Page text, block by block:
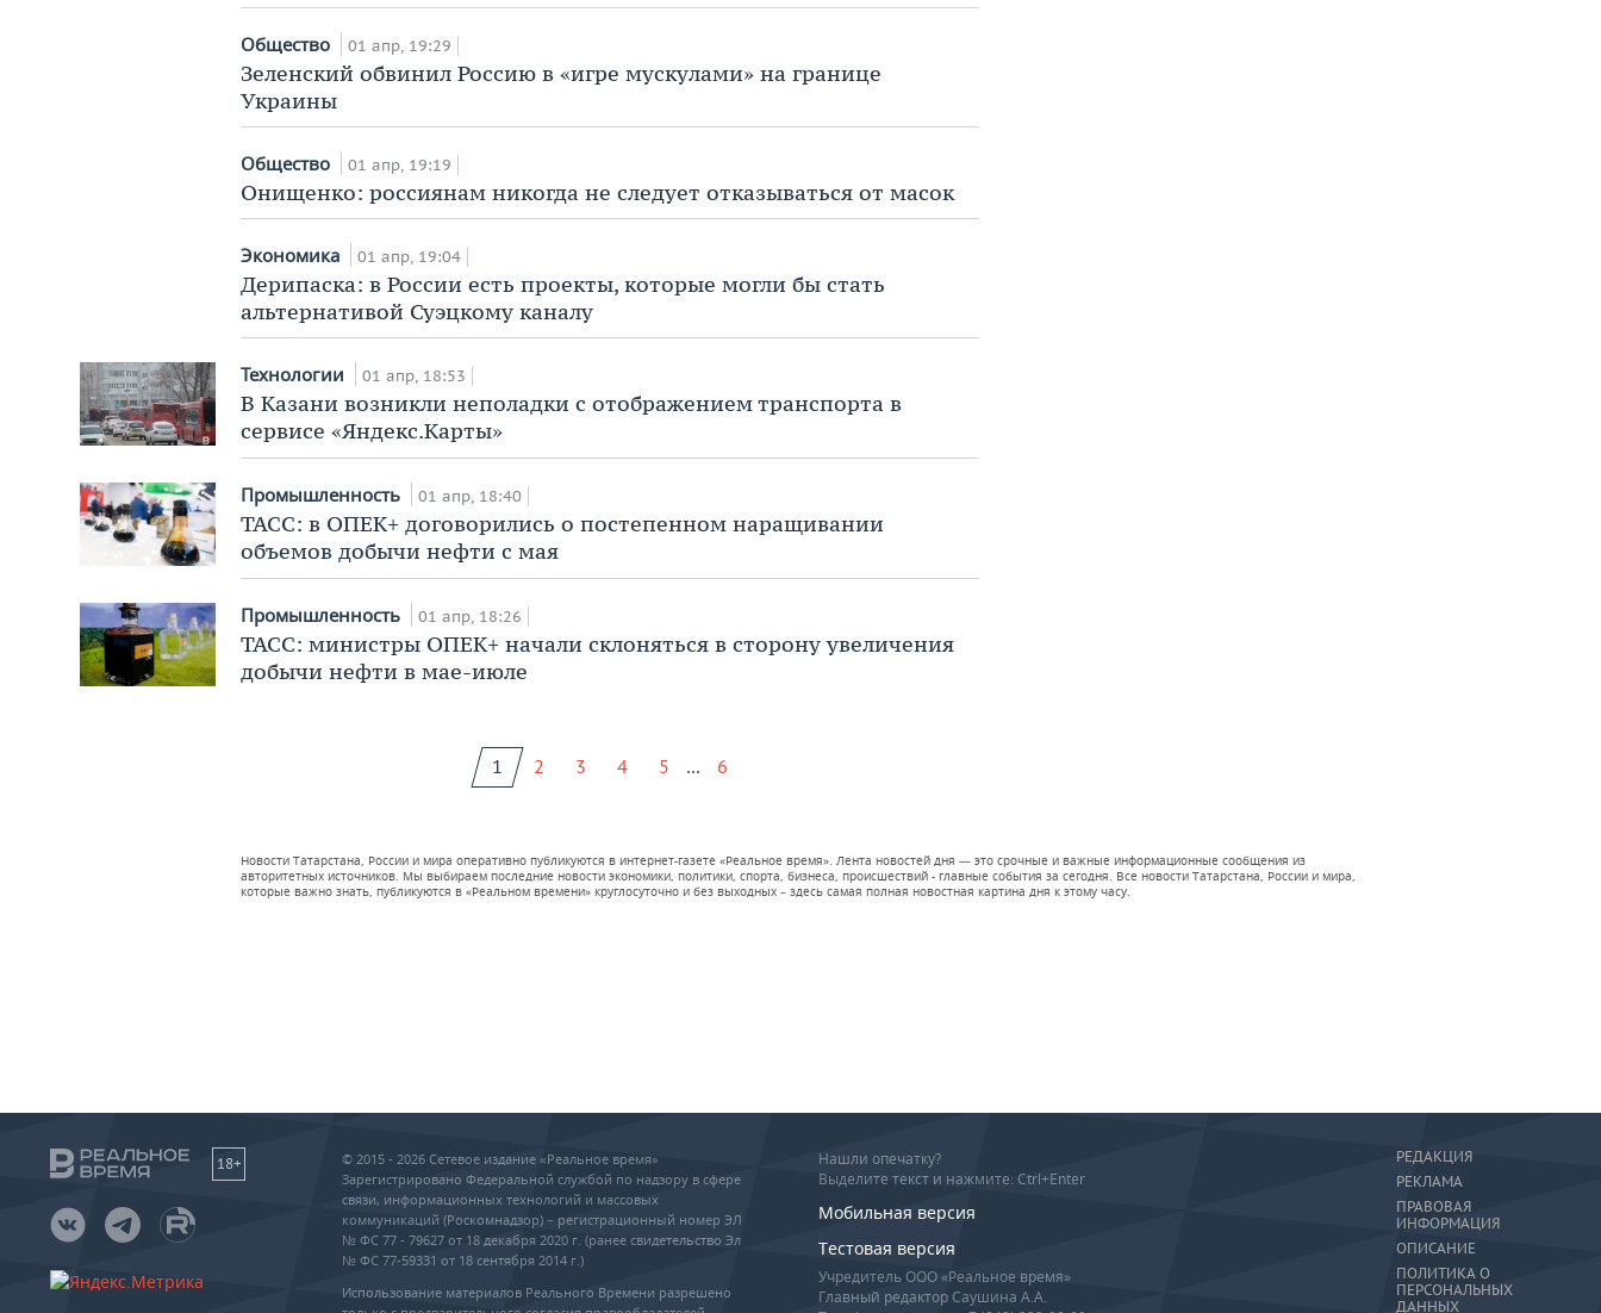
Общество 01 апр, 19:29
Зеленский обвинил Россию в «игре мускулами» на границе
Украины
Общество 01 апр, 19:19
Онищенко: россиянам никогда не следует отказываться от масок
Экономика 01 апр, 19:04
Дерипаска: в России есть проекты, которые могли бы стать
альтернативой Суэцкому каналу
Технологии 01 апр, 18:53
В Казани возникли неполадки с отображением транспорта в
сервисе «Яндекс.Карты»
Промышленность 01 апр, 18:40
ТАСС: в ОПЕК+ договорились о постепенном наращивании
объемов добычи нефти с мая
Промышленность 01 апр, 18:26
ТАСС: министры ОПЕК+ начали склоняться в сторону увеличения
добычи нефти в мае-июле
1 2 3 4 5 ... 6
Новости Татарстана, России и мира оперативно публикуются в интернет-газете «Реальное время». Лента новостей дня — это срочные и важные информационные сообщения из
авторитетных источников. Мы выбираем последние новости экономики, политики, спорта, бизнеса, происшествий - главные события за сегодня. Все новости Татарстана, России и мира,
которые важно знать, публикуются в «Реальном времени» круглосуточно и без выходных – здесь самая полная новостная картина дня к этому часу.
18+
© 2015 - 2026 Сетевое издание «Реальное время»
Зарегистрировано Федеральной службой по надзору в сфере
связи, информационных технологий и массовых
коммуникаций (Роскомнадзор) – регистрационный номер ЭЛ
№ ФС 77 - 79627 от 18 декабря 2020 г. (ранее свидетельство Эл
№ ФС 77-59331 от 18 сентября 2014 г.)
Использование материалов Реального Времени разрешено
Нашли опечатку?
Выделите текст и нажмите: Ctrl+Enter
Мобильная версия
Тестовая версия
Учредитель ООО «Реальное время»
Главный редактор Саушина А.А.
РЕДАКЦИЯ
РЕКЛАМА
ПРАВОВАЯ
ИНФОРМАЦИЯ
ОПИСАНИЕ
ПОЛИТИКА О
ПЕРСОНАЛЬНЫХ
ДАННЫХ